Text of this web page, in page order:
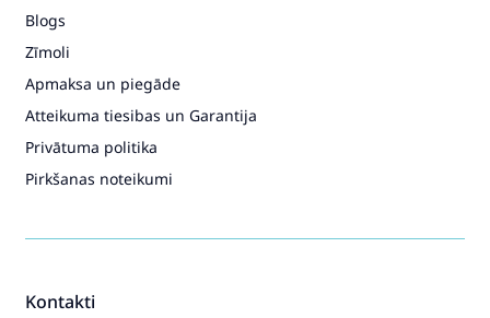
Kontakti
Blogs
Zīmoli
Apmaksa un piegāde
Atteikuma tiesibas un Garantija
Privātuma politika
Pirkšanas noteikumi